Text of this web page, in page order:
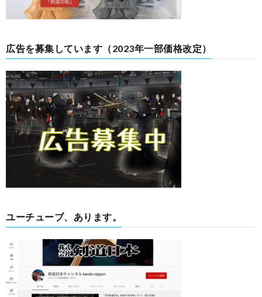
広告を募集しています（2023年一部価格改定）
ユーチューブ、あります。